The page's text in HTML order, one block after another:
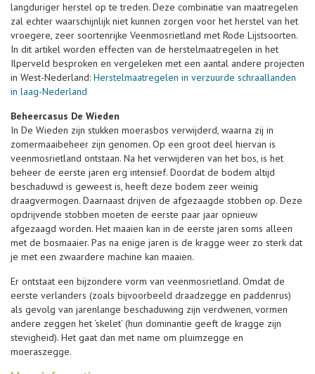
langduriger herstel op te treden. Deze combinatie van maatregelen
zal echter waarschijnlijk niet kunnen zorgen voor het herstel van het
vroegere, zeer soortenrijke Veenmosrietland met Rode Lijstsoorten.
In dit artikel worden effecten van de herstelmaatregelen in het
Ilperveld besproken en vergeleken met een aantal andere projecten
in West-Nederland: Herstelmaatregelen in verzuurde schraallanden
in laag-Nederland
Beheercasus De Wieden
In De Wieden zijn stukken moerasbos verwijderd, waarna zij in
zomermaaibeheer zijn genomen. Op een groot deel hiervan is
veenmosrietland ontstaan. Na het verwijderen van het bos, is het
beheer de eerste jaren erg intensief. Doordat de bodem altijd
beschaduwd is geweest is, heeft deze bodem zeer weinig
draagvermogen. Daarnaast drijven de afgezaagde stobben op. Deze
opdrijvende stobben moeten de eerste paar jaar opnieuw
afgezaagd worden. Het maaien kan in de eerste jaren soms alleen
met de bosmaaier. Pas na enige jaren is de kragge weer zo sterk dat
je met een zwaardere machine kan maaien.
Er ontstaat een bijzondere vorm van veenmosrietland. Omdat de
eerste verlanders (zoals bijvoorbeeld draadzegge en paddenrus)
als gevolg van jarenlange beschaduwing zijn verdwenen, vormen
andere zeggen het ‘skelet’ (hun dominantie geeft de kragge zijn
stevigheid). Het gaat dan met name om pluimzegge en
moeraszegge.